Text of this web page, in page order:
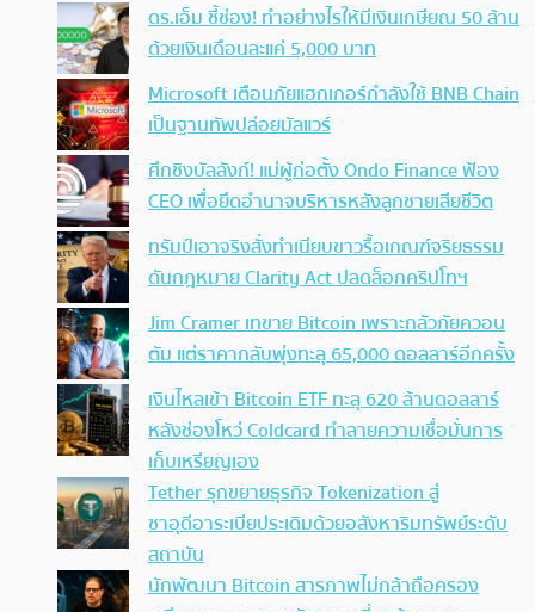
ดร.เอ็ม ชี้ช่อง! ทำอย่างไรให้มีเงินเกษียณ 50 ล้าน
ด้วยเงินเดือนละแค่ 5,000 บาท
Microsoft เตือนภัยแฮกเกอร์กำลังใช้ BNB Chain
เป็นฐานทัพปล่อยมัลแวร์
ศึกชิงบัลลังก์! แม่ผู้ก่อตั้ง Ondo Finance ฟ้อง
CEO เพื่อยึดอำนาจบริหารหลังลูกชายเสียชีวิต
ทรัมป์เอาจริง สั่งทำเนียบขาวรื้อเกณฑ์จริยธรรม
ดันกฎหมาย Clarity Act ปลดล็อกคริปโทฯ
Jim Cramer เทขาย Bitcoin เพราะกลัวภัยควอน
ตัม แต่ราคากลับพุ่งทะลุ 65,000 ดอลลาร์อีกครั้ง
เงินไหลเข้า Bitcoin ETF ทะลุ 620 ล้านดอลลาร์
หลังช่องโหว่ Coldcard ทำลายความเชื่อมั่นการ
เก็บเหรียญเอง
Tether รุกขยายธุรกิจ Tokenization สู่
ซาอุดีอาระเบียประเดิมด้วยอสังหาริมทรัพย์ระดับ
สถาบัน
นักพัฒนา Bitcoin สารภาพไม่กล้าถือครอง